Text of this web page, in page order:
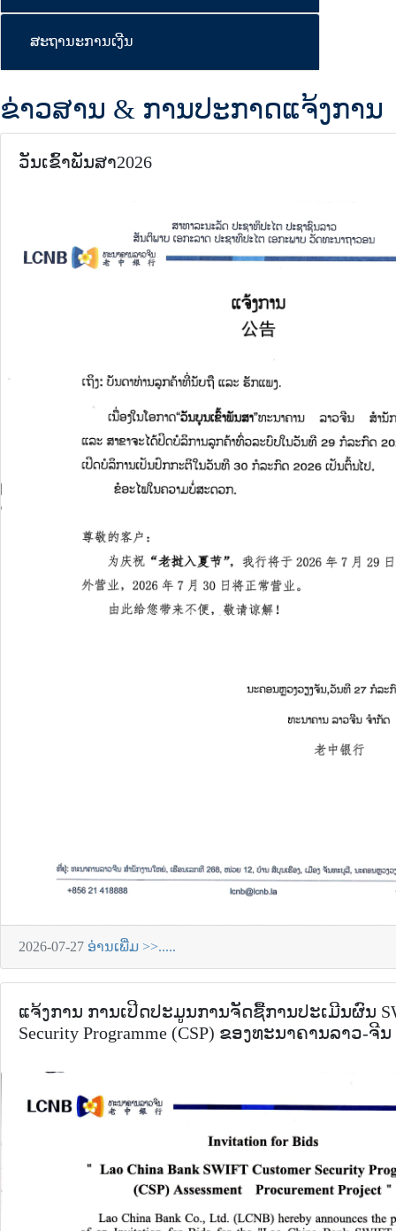
ສະຖານະການເງີນ
ຂ່າວສານ & ການປະກາດແຈ້ງການ
ວັນເຂົ້າພັນສາ2026
2026-07-27 ອ່ານເພີ່ມ >>.....
ແຈ້ງການ ການເປີດປະມູນການຈັດຊື້ການປະເມີນຜົນ
Security Programme (CSP) ຂອງທະນາຄານລາວ-ຈີນ